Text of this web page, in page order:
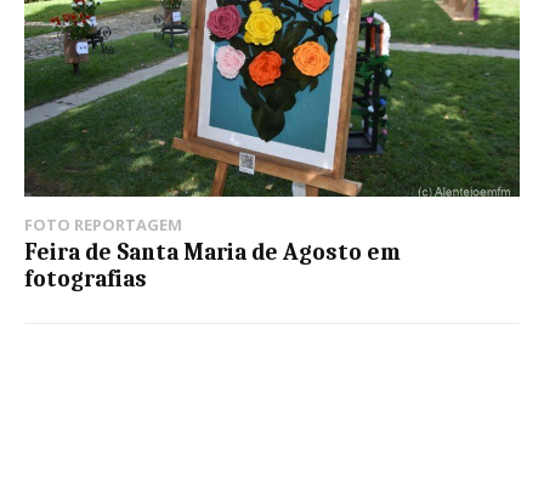
FOTO REPORTAGEM
Feira de Santa Maria de Agosto em
fotografias